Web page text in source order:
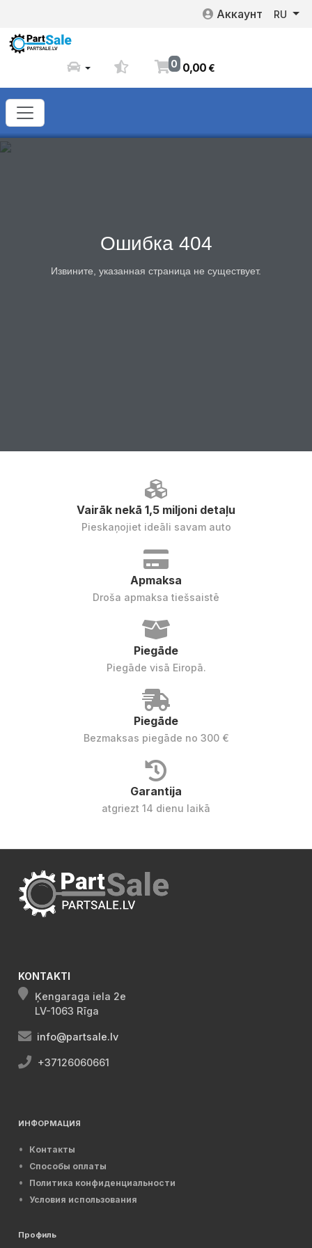
Аккаунт RU
0 0,00€
Ошибка 404
Извините, указанная страница не существует.
Vairāk nekā 1,5 miljoni detaļu
Pieskaņojiet ideāli savam auto
Apmaksa
Droša apmaksa tiešsaistē
Piegāde
Piegāde visā Eiropā.
Piegāde
Bezmaksas piegāde no 300 €
Garantija
atgriezt 14 dienu laikā
KONTAKTI
Ķengaraga iela 2e
LV-1063 Rīga
info@partsale.lv
+37126060661
ИНФОРМАЦИЯ
Контакты
Способы оплаты
Политика конфиденциальности
Условия использования
Профиль